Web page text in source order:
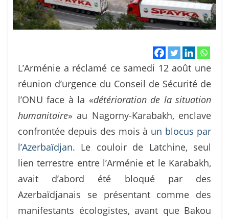
L’Arménie a réclamé ce samedi 12 août une
réunion d’urgence du Conseil de Sécurité de
l’ONU face à la «détérioration de la situation
humanitaire» au Nagorny-Karabakh, enclave
confrontée depuis des mois à un blocus par
l’Azerbaïdjan. Le couloir de Latchine, seul
lien terrestre entre l’Arménie et le Karabakh,
avait d’abord été bloqué par des
Azerbaïdjanais se présentant comme des
manifestants écologistes, avant que Bakou